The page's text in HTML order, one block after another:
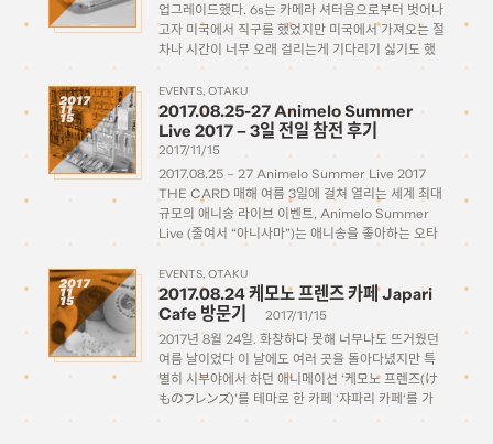
업그레이드했다. 6s는 카메라 셔터음으로부터 벗어나
고자 미국에서 직구를 했었지만 미국에서 가져오는 절
차나 시간이 너무 오래 걸리는게 기다리기 싫기도 했
고 때마침 원래 예정되어있던 일본 여행과도 기간이
맞아서 일본에서 예약을 하고 직접 수령해 올 수 있었
다. […]
2017
11
15
EVENTS OTAKU
2017.08.25-27 Animelo Summer
Live 2017 – 3일 전일 참전 후기
2017/11/15
2017.08.25 – 27 Animelo Summer Live 2017
THE CARD 매해 여름 3일에 걸쳐 열리는 세계 최대
규모의 애니송 라이브 이벤트, Animelo Summer
Live (줄여서 “아니사마”)는 애니송을 좋아하는 오타
남는 축제의 장이다. 애니송계의 최정상급 아티스트들
을 […]
2017
11
15
EVENTS OTAKU
2017.08.24 케모노 프렌즈 카페 Japari
Cafe 방문기
2017/11/15
2017년 8월 24일. 화창하다 못해 너무나도 뜨거웠던
여름 날이었다 이 날에도 여러 곳을 돌아다녔지만 특
별히 시부야에서 하던 애니메이션 ‘케모노 프렌즈(け
ものフレンズ)’를 테마로 한 카페 ‘쟈파리 카페‘를 가
보기로 하였다. 2017년 4월 29일부터 아직까지 공표